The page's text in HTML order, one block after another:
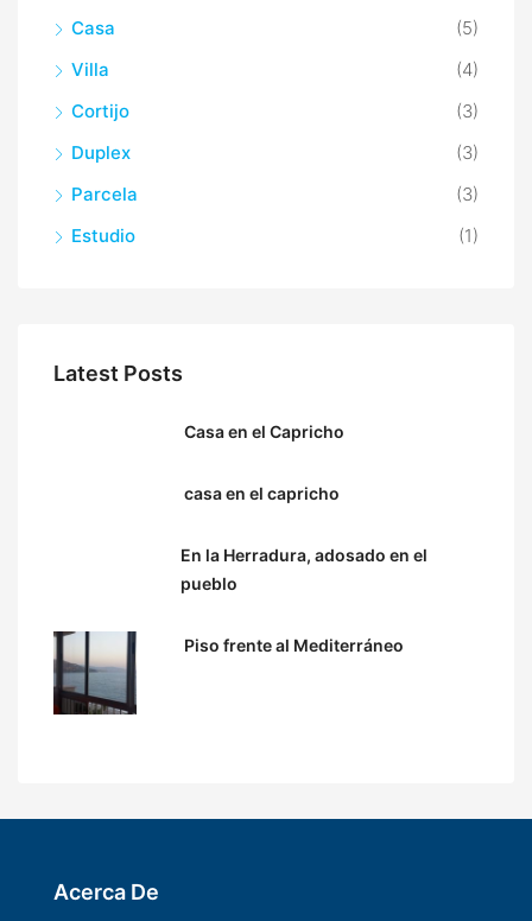
Casa
(5)
Villa
(4)
Cortijo
(3)
Duplex
(3)
Parcela
(3)
Estudio
(1)
Latest Posts
Casa en el Capricho
casa en el capricho
En la Herradura, adosado en el
pueblo
Piso frente al Mediterráneo
Acerca De